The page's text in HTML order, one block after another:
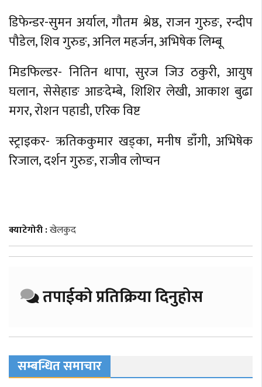
डिफेन्डर-सुमन अर्याल, गौतम श्रेष्ठ, राजन गुरुङ, रन्दीप
पौडेल, शिव गुरुङ, अनिल महर्जन, अभिषेक लिम्बू
मिडफिल्डर- नितिन थापा, सुरज जिउ ठकुरी, आयुष
घलान, सेसेहाङ आङदेम्बे, शिशिर लेखी, आकाश बुढा
मगर, रोशन पहाडी, एरिक विष्ट
स्ट्राइकर- ऋतिककुमार खड्का, मनीष डाँगी, अभिषेक
रिजाल, दर्शन गुरुङ, राजीव लोप्चन
क्याटेगोरी :खेलकुद
तपाईको प्रतिक्रिया दिनुहोस
सम्बन्धित समाचार